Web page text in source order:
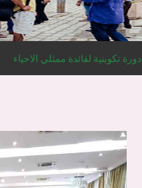
دورة تكوينية لفائدة ممثلي الاحياء